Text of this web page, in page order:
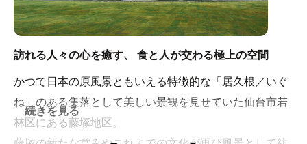
訪れる人々の心を癒す、 食と人が交わる極上の空間
かつて日本の原風景ともいえる特徴的な「居久根／いぐ
ね」のある集落として美しい景観を見せていた仙台市若
林区にある藤塚地区。
続きを見る